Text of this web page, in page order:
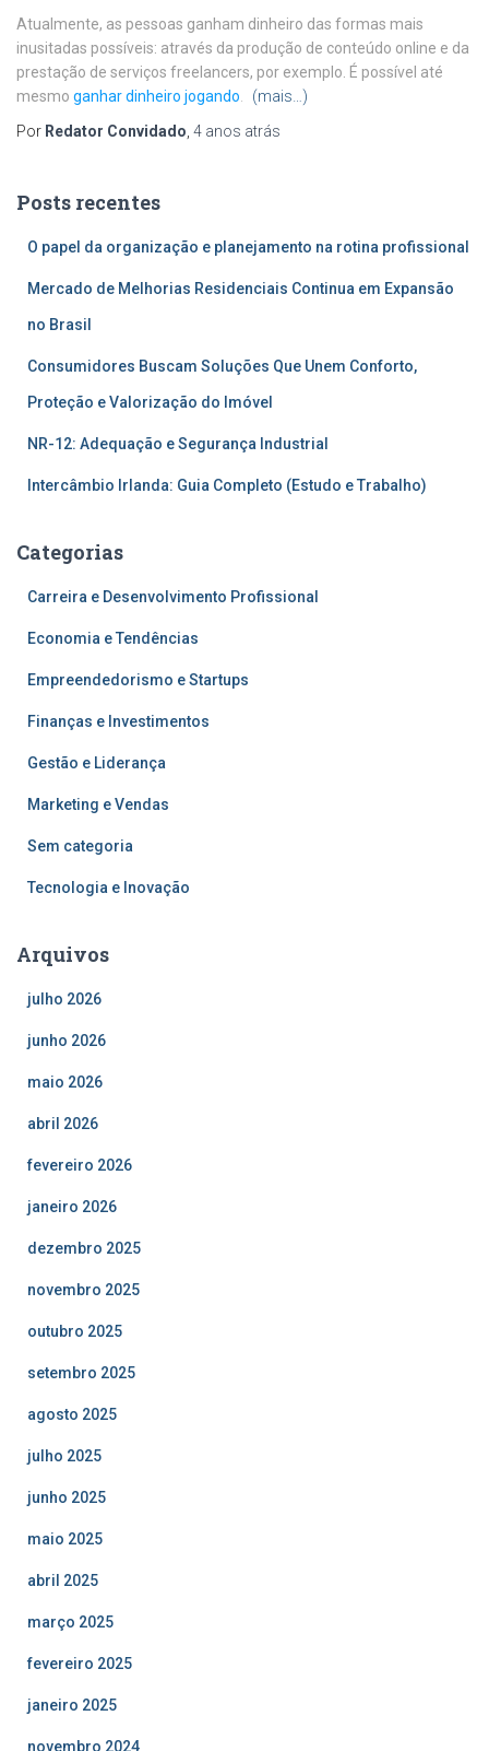
Atualmente, as pessoas ganham dinheiro das formas mais
inusitadas possíveis: através da produção de conteúdo online e da
prestação de serviços freelancers, por exemplo. É possível até
mesmo ganhar dinheiro jogando.
(mais…)
Por Redator Convidado, 4 anos atrás
Posts recentes
O papel da organização e planejamento na rotina profissional
Mercado de Melhorias Residenciais Continua em Expansão
no Brasil
Consumidores Buscam Soluções Que Unem Conforto,
Proteção e Valorização do Imóvel
NR-12: Adequação e Segurança Industrial
Intercâmbio Irlanda: Guia Completo (Estudo e Trabalho)
Categorias
Carreira e Desenvolvimento Profissional
Economia e Tendências
Empreendedorismo e Startups
Finanças e Investimentos
Gestão e Liderança
Marketing e Vendas
Sem categoria
Tecnologia e Inovação
Arquivos
julho 2026
junho 2026
maio 2026
abril 2026
fevereiro 2026
janeiro 2026
dezembro 2025
novembro 2025
outubro 2025
setembro 2025
agosto 2025
julho 2025
junho 2025
maio 2025
abril 2025
março 2025
fevereiro 2025
janeiro 2025
novembro 2024